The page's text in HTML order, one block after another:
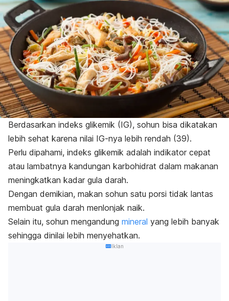
Berdasarkan indeks glikemik (IG), sohun bisa dikatakan
lebih sehat karena nilai IG-nya lebih rendah (39).
Perlu dipahami, indeks glikemik adalah indikator cepat
atau lambatnya kandungan karbohidrat dalam makanan
meningkatkan kadar gula darah.
Dengan demikian, makan sohun satu porsi tidak lantas
membuat gula darah menlonjak naik.
Selain itu, sohun mengandung mineral yang lebih banyak
sehingga dinilai lebih menyehatkan.
Iklan